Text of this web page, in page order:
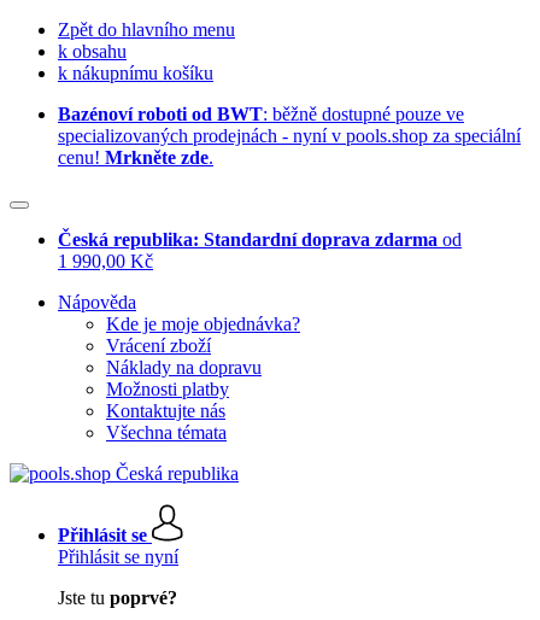
Zpět do hlavního menu
k obsahu
k nákupnímu košíku
Bazénoví roboti od BWT: běžně dostupné pouze ve
specializovaných prodejnách - nyní v pools.shop za speciální
cenu! Mrkněte zde.
Česká republika: Standardní doprava zdarma od
1 990,00 Kč
Nápověda
Kde je moje objednávka?
Vrácení zboží
Náklady na dopravu
Možnosti platby
Kontaktujte nás
Všechna témata
Přihlásit se
Přihlásit se nyní
Jste tu poprvé?